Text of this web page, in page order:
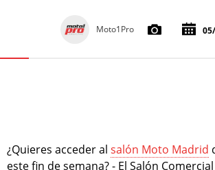
Moto1Pro
¿Quieres acceder al salón Moto Madrid
este fin de semana? - El Salón